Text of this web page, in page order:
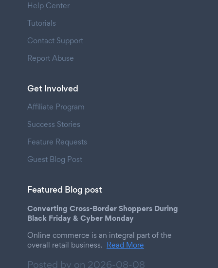
Help Center
Tutorials
Contact Support
Report Abuse
Get Involved
Affiliate Program
Success Stories
Feature Requests
Guest Blog Post
Featured Blog post
Converting Cross-Border Shoppers During
Black Friday & Cyber Monday
Online commerce is an integral part of the
overall retail business. Read More
Posted by on 2026-08-08